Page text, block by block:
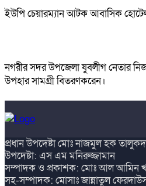
ইউপি চেয়ারম্যান আটক আবাসিক
নগরীর সদর উপজেলা যুবলীগ নেতার
উপহার সামগ্রী বিতরণকরেন।
প্রধান উপদেষ্টা মোঃ নাজমুল হক
উপদেষ্টা: এস এম মনিরুজ্জামান
সম্পাদক ও প্রকাশক: মোঃ আল আমিন
সহ-সম্পাদক: মোসাঃ জান্নাতুল